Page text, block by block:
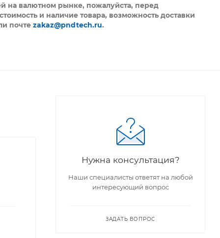
на валютном рынке, пожалуйста, перед
и наличие товара, возможность доставки
почтеzakaz@pndtech.ru.
Нужна консультация?
Наши специалисты ответят на любой
интересующий вопрос
ЗАДАТЬ ВОПРОС